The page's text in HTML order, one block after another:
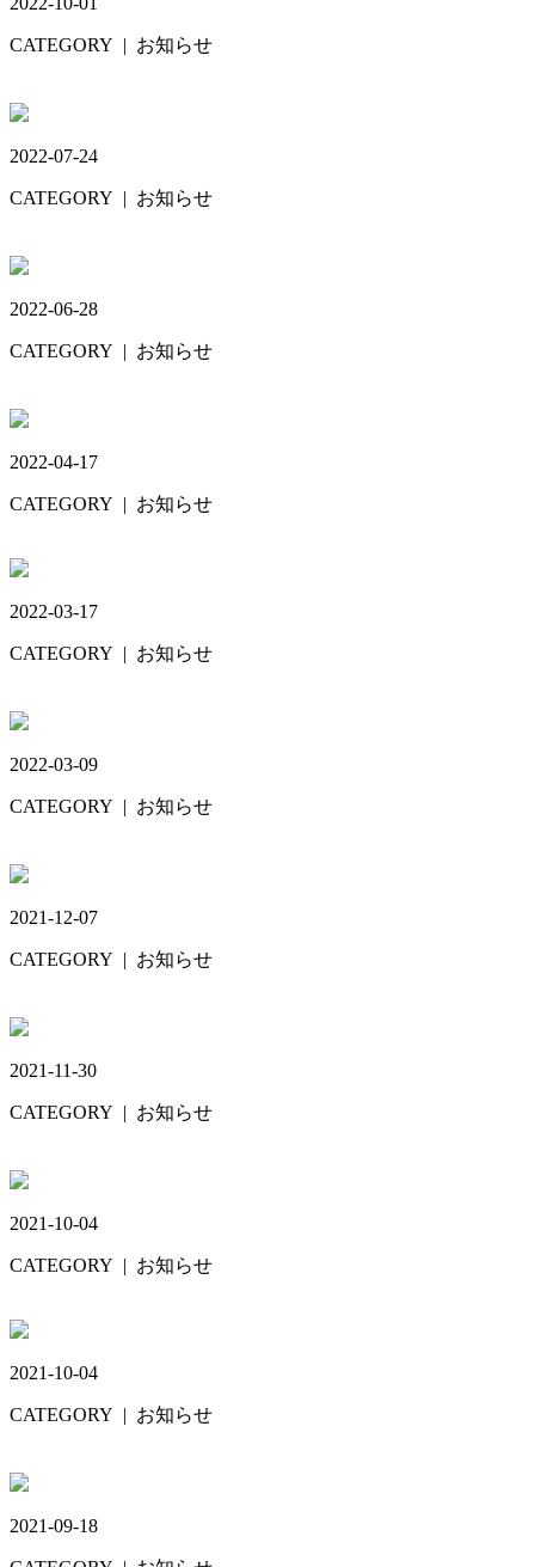
CATEGORY | お知らせ
2022-07-24
CATEGORY | お知らせ
2022-06-28
CATEGORY | お知らせ
2022-04-17
CATEGORY | お知らせ
2022-03-17
CATEGORY | お知らせ
2022-03-09
CATEGORY | お知らせ
2021-12-07
CATEGORY | お知らせ
2021-11-30
CATEGORY | お知らせ
2021-10-04
CATEGORY | お知らせ
2021-10-04
CATEGORY | お知らせ
2021-09-18